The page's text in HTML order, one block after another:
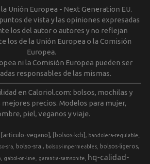
Unión Europea - Next Generation EU.
de vista y las opiniones expresadas
los del autor o autores y no reflejan
los de la Unión Europea o la Comisión
Europea.
ni la Comisión Europea pueden ser
responsables de las mismas.
en Caloriol.com: bolsos, mochilas y
mejores precios. Modelos para mujer,
piel, veganos y viaje.
[articulo-vegano] [bolsos-kcb] bandolera-regulable
sra bolso-sra. bolsos-impermeables bolsos-ligeros
gabol-on-line garantia-samsonite
hq-calidad-